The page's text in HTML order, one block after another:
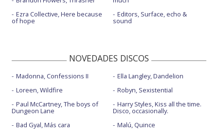
Ezra Collective, Here because
of hope
Editors, Surface, echo &
sound
NOVEDADES DISCOS
Madonna, Confessions II
Loreen, Wildfire
Paul McCartney, The boys of
Dungeon Lane
Bad Gyal, Más cara
Ella Langley, Dandelion
Robyn, Sexistential
Harry Styles, Kiss all the time.
Disco, occasionally.
Malú, Quince